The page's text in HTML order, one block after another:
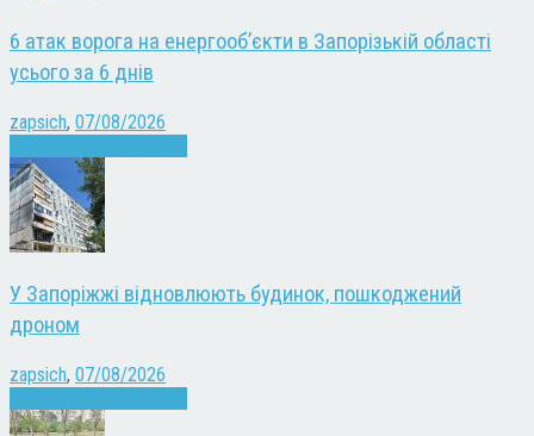
6 атак ворога на енергооб’єкти в Запорізькій області
усього за 6 днів
zapsich, 07/08/2026
У Запоріжжі відновлюють будинок, пошкоджений
дроном
zapsich, 07/08/2026